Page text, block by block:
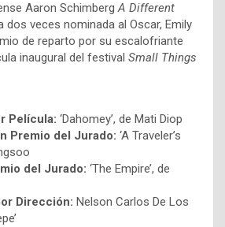
Aaron SchimbergA Different
dos veces nominada al Oscar, Emily
de reparto por su escalofriante
inaugural del festival Small Things
Película: ‘Dahomey’, de Mati Diop
Premio del Jurado: ‘A Traveler’s
del Jurado: ‘The Empire’, de
Dirección: Nelson Carlos De Los